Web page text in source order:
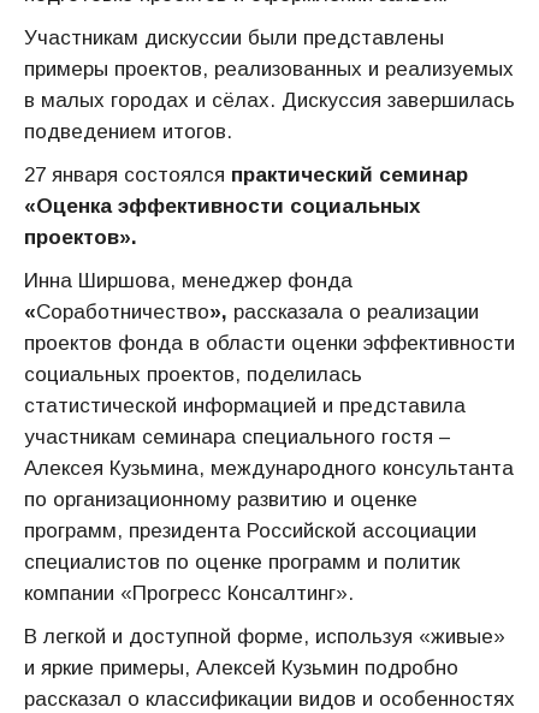
Участникам дискуссии были представлены
примеры проектов, реализованных и реализуемых
в малых городах и сёлах. Дискуссия завершилась
подведением итогов.
27 января состоялся практический семинар
«Оценка эффективности социальных
проектов».
Инна Ширшова, менеджер фонда
«Соработничество», рассказала о реализации
проектов фонда в области оценки эффективности
социальных проектов, поделилась
статистической информацией и представила
участникам семинара специального гостя –
Алексея Кузьмина, международного консультанта
по организационному развитию и оценке
программ, президента Российской ассоциации
специалистов по оценке программ и политик
компании «Прогресс Консалтинг».
В легкой и доступной форме, используя «живые»
и яркие примеры, Алексей Кузьмин подробно
рассказал о классификации видов и особенностях